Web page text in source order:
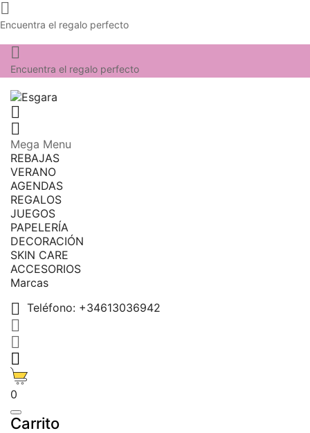

Encuentra el regalo perfecto

Encuentra el regalo perfecto


Mega Menu
REBAJAS
VERANO
AGENDAS
REGALOS
JUEGOS
PAPELERÍA
DECORACIÓN
SKIN CARE
ACCESORIOS
Marcas
 Teléfono: +34613036942



0
Carrito